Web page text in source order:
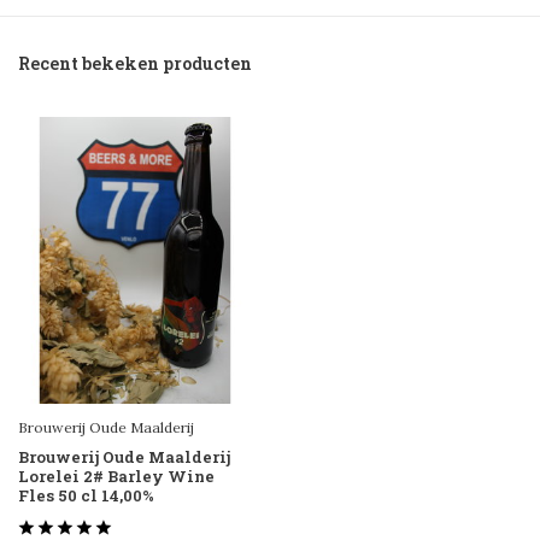
Recent bekeken producten
Brouwerij Oude Maalderij
Brouwerij Oude Maalderij
Lorelei 2# Barley Wine
Fles 50 cl 14,00%